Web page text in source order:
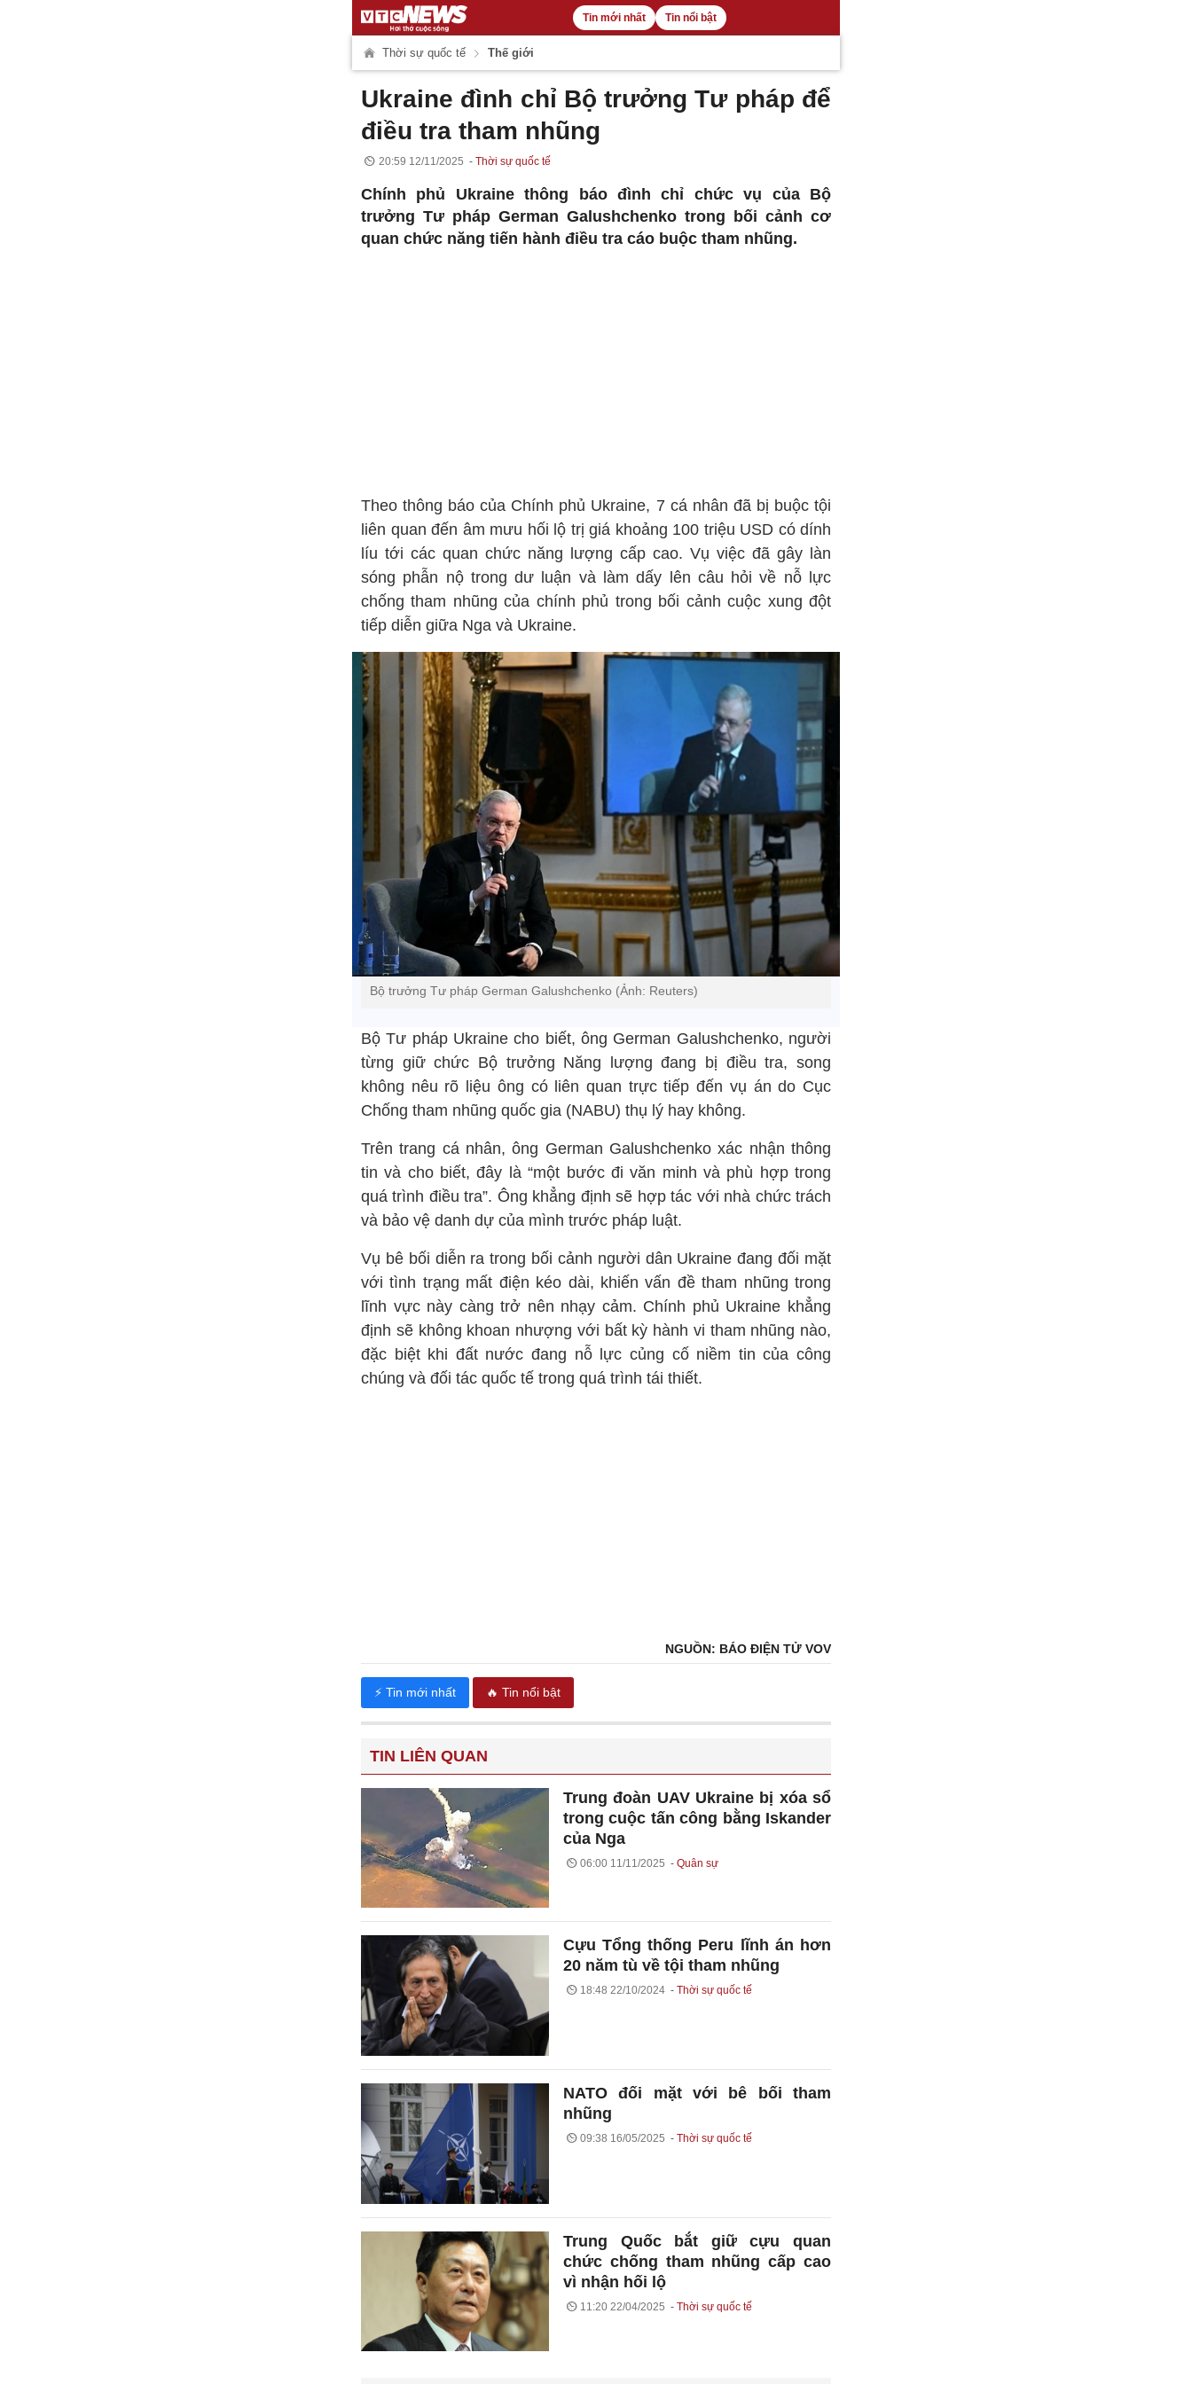
Tin mới nhất Tin nổi bật
Thời sự quốc tế Thế giới
Ukraine đình chỉ Bộ trưởng Tư pháp để
điều tra tham nhũng
20:59 12/11/2025 Thời sự quốc tế
Chính phủ Ukraine thông báo đình chỉ chức vụ của Bộ
trưởng Tư pháp German Galushchenko trong bối cảnh cơ
quan chức năng tiến hành điều tra cáo buộc tham nhũng.
Theo thông báo của Chính phủ Ukraine, 7 cá nhân đã bị buộc tội
liên quan đến âm mưu hối lộ trị giá khoảng 100 triệu USD có dính
líu tới các quan chức năng lượng cấp cao. Vụ việc đã gây làn
sóng phẫn nộ trong dư luận và làm dấy lên câu hỏi về nỗ lực
chống tham nhũng của chính phủ trong bối cảnh cuộc xung đột
tiếp diễn giữa Nga và Ukraine.
Bộ trưởng Tư pháp German Galushchenko (Ảnh: Reuters)
Bộ Tư pháp Ukraine cho biết, ông German Galushchenko, người
từng giữ chức Bộ trưởng Năng lượng đang bị điều tra, song
không nêu rõ liệu ông có liên quan trực tiếp đến vụ án do Cục
Chống tham nhũng quốc gia (NABU) thụ lý hay không.
Trên trang cá nhân, ông German Galushchenko xác nhận thông
tin và cho biết, đây là “một bước đi văn minh và phù hợp trong
quá trình điều tra”. Ông khẳng định sẽ hợp tác với nhà chức trách
và bảo vệ danh dự của mình trước pháp luật.
Vụ bê bối diễn ra trong bối cảnh người dân Ukraine đang đối mặt
với tình trạng mất điện kéo dài, khiến vấn đề tham nhũng trong
lĩnh vực này càng trở nên nhạy cảm. Chính phủ Ukraine khẳng
định sẽ không khoan nhượng với bất kỳ hành vi tham nhũng nào,
đặc biệt khi đất nước đang nỗ lực củng cố niềm tin của công
chúng và đối tác quốc tế trong quá trình tái thiết.
NGUỒN: BÁO ĐIỆN TỬ VOV
⚡ Tin mới nhất 🔥 Tin nổi bật
TIN LIÊN QUAN
Trung đoàn UAV Ukraine bị xóa sổ
trong cuộc tấn công bằng Iskander
của Nga
06:00 11/11/2025 Quân sự
Cựu Tổng thống Peru lĩnh án hơn
20 năm tù về tội tham nhũng
18:48 22/10/2024 Thời sự quốc tế
NATO đối mặt với bê bối tham
nhũng
09:38 16/05/2025 Thời sự quốc tế
Trung Quốc bắt giữ cựu quan
chức chống tham nhũng cấp cao
vì nhận hối lộ
11:20 22/04/2025 Thời sự quốc tế